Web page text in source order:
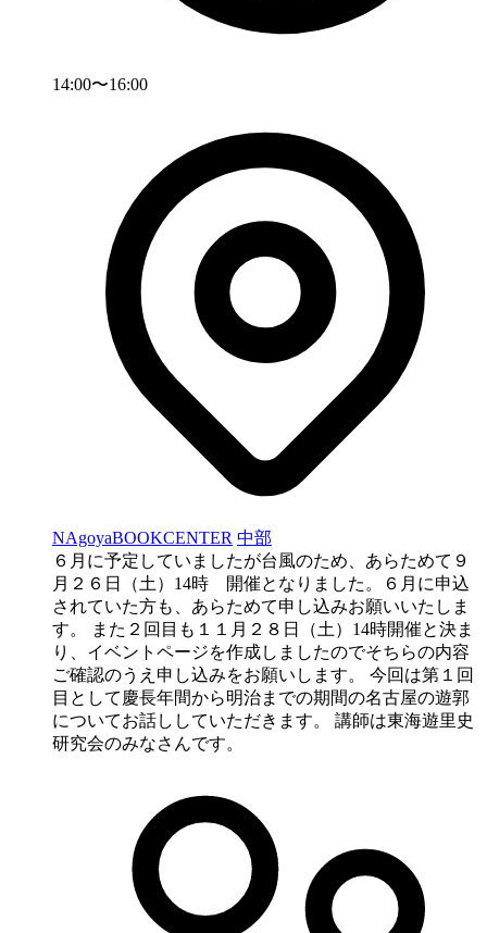
14:00〜16:00
NAgoyaBOOKCENTER 中部
６月に予定していましたが台風のため、あらためて９
月２６日（土）14時 開催となりました。６月に申込
されていた方も、あらためて申し込みお願いいたしま
す。 また２回目も１１月２８日（土）14時開催と決ま
り、イベントページを作成しましたのでそちらの内容
ご確認のうえ申し込みをお願いします。 今回は第１回
目として慶長年間から明治までの期間の名古屋の遊郭
についてお話ししていただきます。 講師は東海遊里史
研究会のみなさんです。